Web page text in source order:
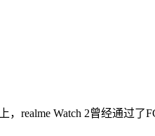
Watch 2曾经通过了